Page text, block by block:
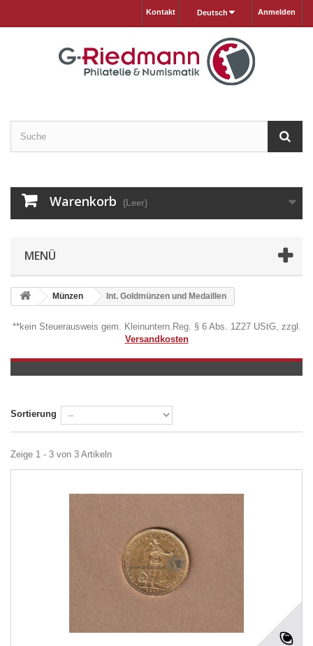
Anmelden
Deutsch
Kontakt
Warenkorb (Leer)
MENÜ
Münzen Int. Goldmünzen und Medaillen
**kein Steuerausweis gem. Kleinuntern.Reg. § 6 Abs. 1Z27 UStG, zzgl.
Versandkosten
Sortierung
Zeige 1 - 3 von 3 Artikeln